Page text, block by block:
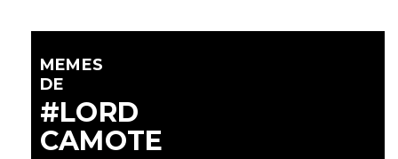
MEMES
DE
#LORD
CAMOTE